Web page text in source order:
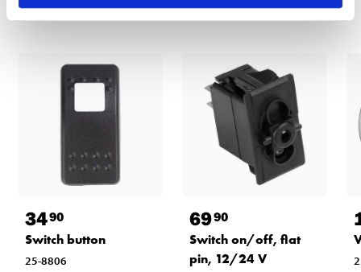
3490
Switch button
25-8806
6990
Switch on/off, flat
pin, 12/24 V